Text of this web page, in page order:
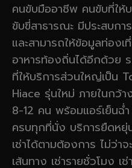
คนขับมืออาชีพ คนขับที่ให้
ขับขี่สาธารณะ มีประสบก
และสามารถให้ข้อมูลท่อง
อาหารท้องถิ่นได้อีกด้วย
ที่ให้บริการส่วนใหญ่เป็น
Hiace รุ่นใหม่ ภายในกว้
8-12 คน พร้อมแอร์เย็นฉ่
ครบทุกที่นั่ง บริการยืดหยุ่
เช่าได้ตามต้องการ ไม่ว่าจ
เส้นทาง เช่ารายชั่วโมง เ